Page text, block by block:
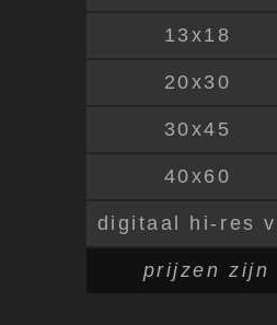
13x18
20x30
30x45
40x60
digitaal hi-res
prijzen zijn